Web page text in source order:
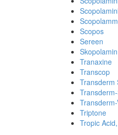
Scopos
Sereen
Skopolamin
Tranaxine
Transcop
Transderm
Triptone
Tropic